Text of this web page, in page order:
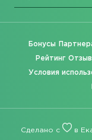
Бонусы
Рейтинг
Условия
Сделано с в